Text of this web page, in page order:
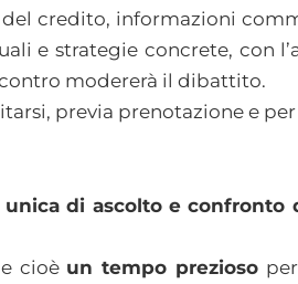
credito, informazioni
e strategie concrete, con
modererà il dibattito.
previa prenotazione e
unica di ascolto e
e cioè un tempo prezioso